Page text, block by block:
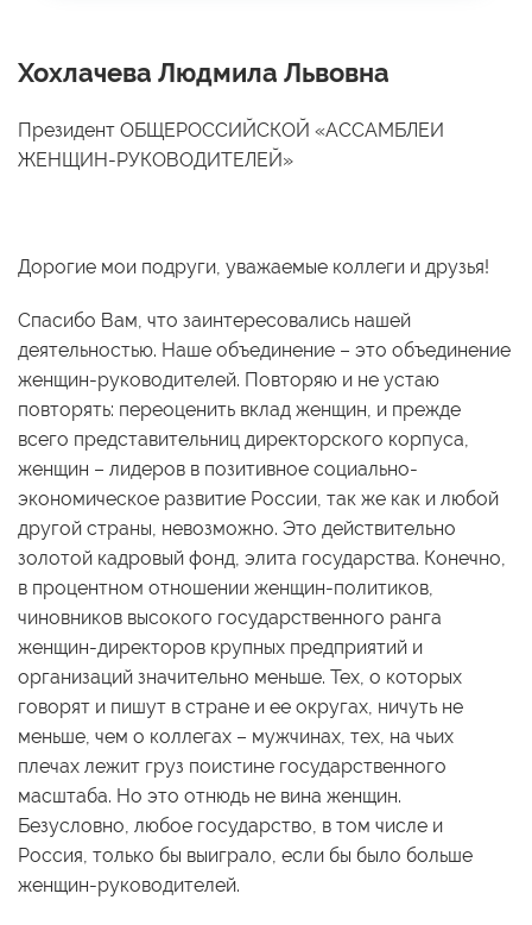
Хохлачева Людмила Львовна
Президент ОБЩЕРОССИЙСКОЙ «АССАМБЛЕИ
ЖЕНЩИН-РУКОВОДИТЕЛЕЙ»
Дорогие мои подруги, уважаемые коллеги и друзья!
Спасибо Вам, что заинтересовались нашей
деятельностью. Наше объединение – это объединение
женщин-руководителей. Повторяю и не устаю
повторять: переоценить вклад женщин, и прежде
всего представительниц директорского корпуса,
женщин – лидеров в позитивное социально-
экономическое развитие России, так же как и любой
другой страны, невозможно. Это действительно
золотой кадровый фонд, элита государства. Конечно,
в процентном отношении женщин-политиков,
чиновников высокого государственного ранга
женщин-директоров крупных предприятий и
организаций значительно меньше. Тех, о которых
говорят и пишут в стране и ее округах, ничуть не
меньше, чем о коллегах – мужчинах, тех, на чьих
плечах лежит груз поистине государственного
масштаба. Но это отнюдь не вина женщин.
Безусловно, любое государство, в том числе и
Россия, только бы выиграло, если бы было больше
женщин-руководителей.